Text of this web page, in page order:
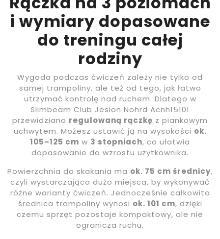
i wymiary dopasowane
do treningu całej
rodziny
Wygoda podczas ćwiczeń zależy nie tylko od
samej trampoliny, ale też od tego, jak łatwo
utrzymać kontrolę nad ruchem. Dlatego w
Slimbeam Club Jesion Nohrd Acnh15101
przewidziano regulowaną rączkę z piankowym
uchwytem. Możesz ustawić ją na wysokości ok.
105–125 cm w 3 stopniach, co ułatwia
dopasowanie do wzrostu użytkownika.
Powierzchnia do skakania ma ok. 75 cm średnicy,
czyli wystarczająco dużo miejsca, by wykonywać
różne warianty ćwiczeń. Jednocześnie całkowita
średnica trampoliny wynosi ok. 101 cm, dzięki
czemu sprzęt pozostaje kompaktowy, ale nie
ogranicza ruchu.